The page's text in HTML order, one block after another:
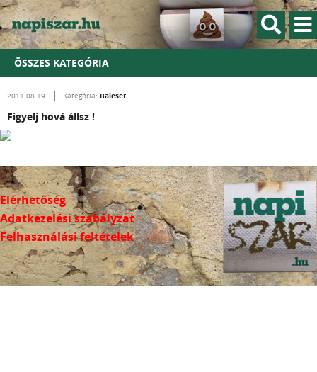
ÖSSZES KATEGÓRIA
2011.08.19. Kategória: Baleset
Figyelj hová állsz !
Elérhetőség
Adatkezelési szabályzat
Felhasználási feltételek